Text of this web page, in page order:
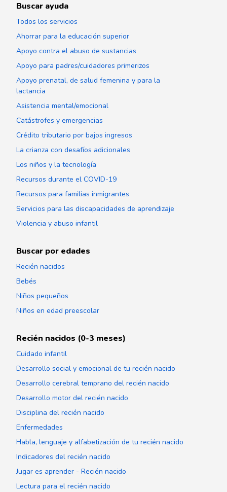
Buscar ayuda
Todos los servicios
Ahorrar para la educación superior
Apoyo contra el abuso de sustancias
Apoyo para padres/cuidadores primerizos
Apoyo prenatal, de salud femenina y para la
lactancia
Asistencia mental/emocional
Catástrofes y emergencias
Crédito tributario por bajos ingresos
La crianza con desafíos adicionales
Los niños y la tecnología
Recursos durante el COVID-19
Recursos para familias inmigrantes
Servicios para las discapacidades de aprendizaje
Violencia y abuso infantil
Buscar por edades
Recién nacidos
Bebés
Niños pequeños
Niños en edad preescolar
Recién nacidos (0-3 meses)
Cuidado infantil
Desarrollo social y emocional de tu recién nacido
Desarrollo cerebral temprano del recién nacido
Desarrollo motor del recién nacido
Disciplina del recién nacido
Enfermedades
Habla, lenguaje y alfabetización de tu recién nacido
Indicadores del recién nacido
Jugar es aprender - Recién nacido
Lectura para el recién nacido